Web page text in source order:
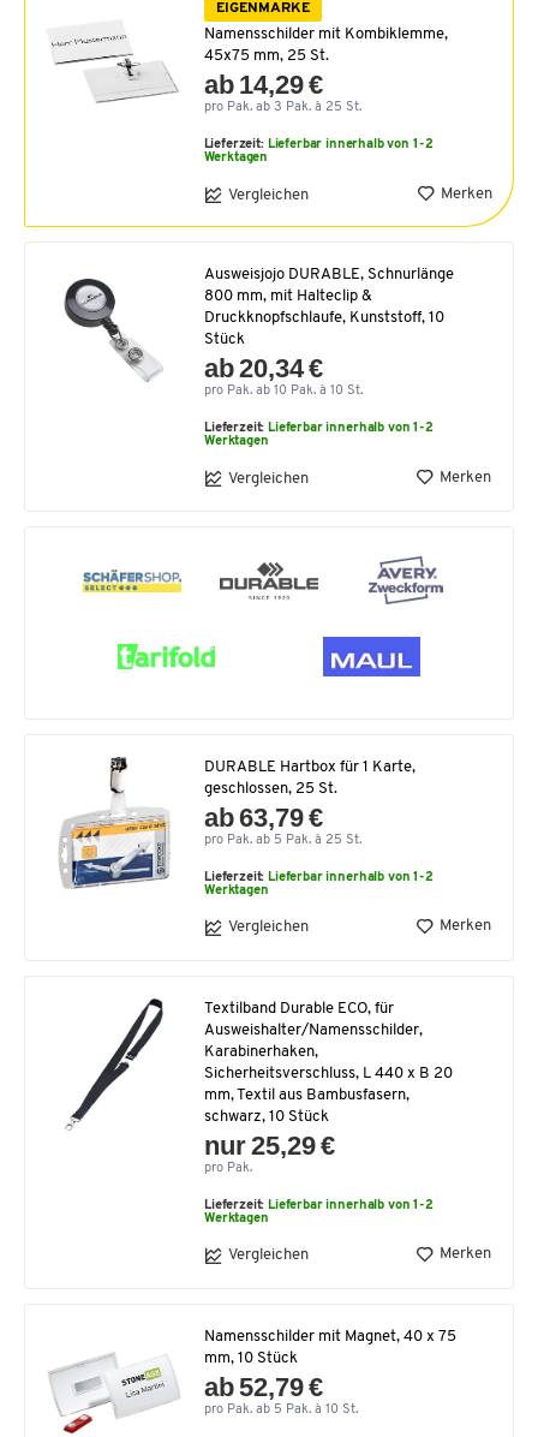
EIGENMARKE
Namensschilder mit Kombiklemme,
45x75 mm, 25 St.
ab 14,29 €
pro Pak. ab 3 Pak. à 25 St.
Lieferzeit: Lieferbar innerhalb von 1-2
Werktagen
Vergleichen Merken
Ausweisjojo DURABLE, Schnurlänge
800 mm, mit Halteclip &
Druckknopfschlaufe, Kunststoff, 10
Stück
ab 20,34 €
pro Pak. ab 10 Pak. à 10 St.
Lieferzeit:Lieferbar innerhalb von 1-2
Werktagen
Vergleichen Merken
DURABLE Hartbox für 1 Karte,
geschlossen, 25 St.
ab 63,79 €
pro Pak. ab 5 Pak. à 25 St.
Lieferzeit: Lieferbar innerhalb von 1-2
Werktagen
Vergleichen Merken
Textilband Durable ECO, für
Ausweishalter/Namensschilder,
Karabinerhaken,
Sicherheitsverschluss, L 440 x B 20
mm, Textil aus Bambusfasern,
schwarz, 10 Stück
nur 25,29 €
pro Pak.
Lieferzeit: Lieferbar innerhalb von 1-2
Werktagen
Vergleichen Merken
Namensschilder mit Magnet, 40 x 75
mm, 10 Stück
ab 52,79 €
pro Pak. ab 5 Pak. à 10 St.